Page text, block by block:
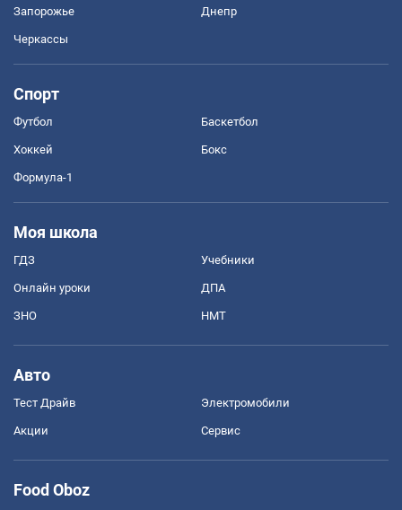
Запорожье Днепр
Черкассы
Спорт
Футбол Баскетбол
Хоккей Бокс
Формула-1
Моя школа
ГДЗ Учебники
Онлайн уроки ДПА
ЗНО НМТ
Авто
Тест Драйв Электромобили
Акции Сервис
Food Oboz